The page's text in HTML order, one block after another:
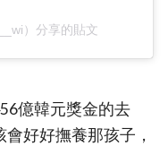
）分享的貼文
億韓元獎金的去
好好撫養那孩子，